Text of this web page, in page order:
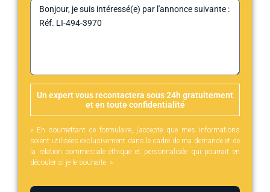
Un expert vous recontactera sous 24h gratuitement
et en toute confidentialité
« En soumettant ce formulaire, j’accepte que mes informations
soient utilisées exclusivement dans le cadre de ma demande et de
la relation commerciale éthique et personnalisée qui pourrait en
découler si je le souhaite. »